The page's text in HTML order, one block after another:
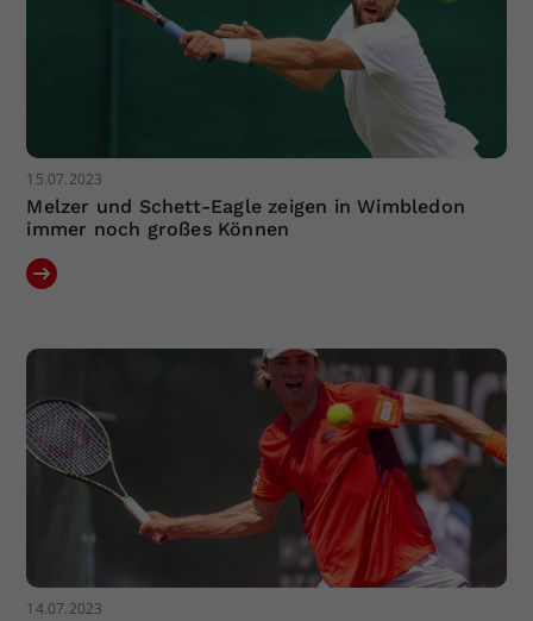
15.07.2023
Melzer und Schett-Eagle zeigen in Wimbledon
immer noch großes Können
14.07.2023